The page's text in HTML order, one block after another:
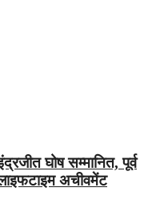
घोष सम्मानित, पूर्व
अचीवमेंट